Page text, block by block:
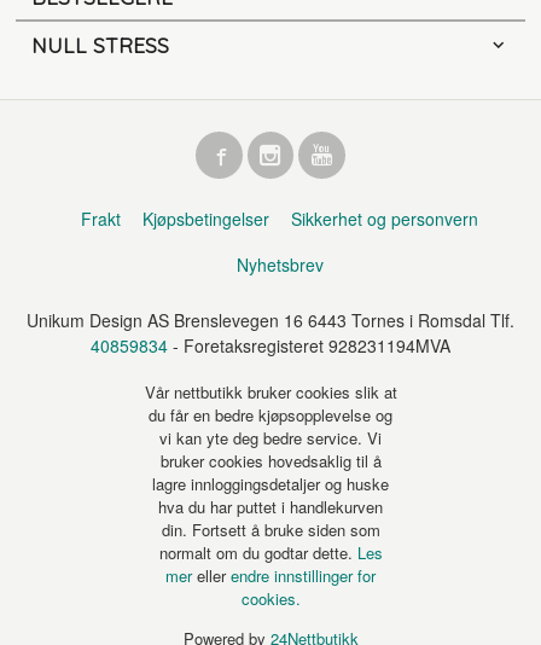
NULL STRESS
Frakt Kjøpsbetingelser
Sikkerhet og personvern
Nyhetsbrev
Unikum Design AS Brenslevegen 16 6443 Tornes i Romsdal Tlf.
40859834 - Foretaksregisteret 928231194MVA
Vår nettbutikk bruker cookies slik at
du får en bedre kjøpsopplevelse og
vi kan yte deg bedre service. Vi
bruker cookies hovedsaklig til å
lagre innloggingsdetaljer og huske
hva du har puttet i handlekurven
din. Fortsett å bruke siden som
normalt om du godtar dette. Les
merellerendre innstillinger for
cookies.
Powered by 24Nettbutikk